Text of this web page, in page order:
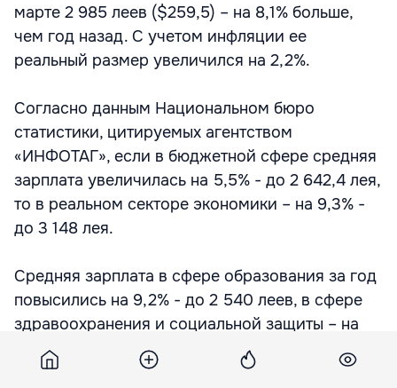
марте 2 985 леев ($259,5) – на 8,1% больше,
чем год назад. С учетом инфляции ее
реальный размер увеличился на 2,2%.
Согласно данным Национальном бюро
статистики, цитируемых агентством
«ИНФОТАГ», если в бюджетной сфере средняя
зарплата увеличилась на 5,5% - до 2 642,4 лея,
то в реальном секторе экономики – на 9,3% -
до 3 148 лея.
Средняя зарплата в сфере образования за год
повысились на 9,2% - до 2 540 леев, в сфере
здравоохранения и социальной защиты – на
2,7% - до 2 787,8 леев.